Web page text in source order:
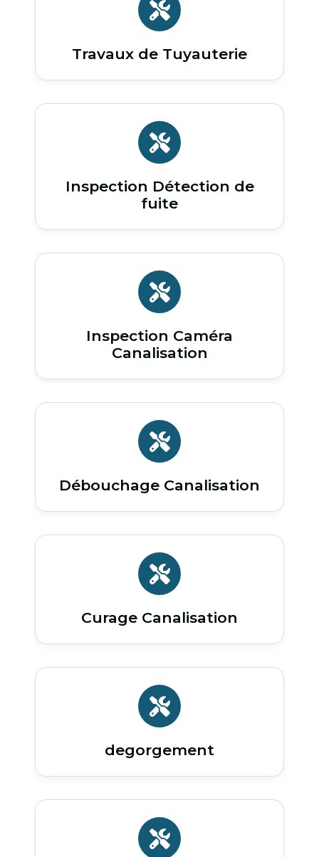
Travaux de Tuyauterie
Inspection Détection de
fuite
Inspection Caméra
Canalisation
Débouchage Canalisation
Curage Canalisation
degorgement